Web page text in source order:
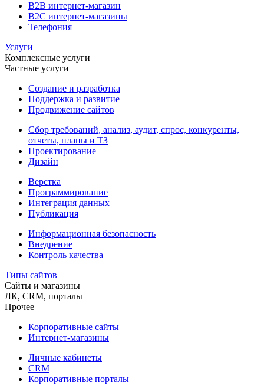
B2B интернет-магазин
B2C интернет-магазины
Телефония
Услуги
Комплексные услуги
Частные услуги
Создание и разработка
Поддержка и развитие
Продвижение сайтов
Сбор требований, анализ, аудит, спрос, конкуренты,
отчеты, планы и ТЗ
Проектирование
Дизайн
Верстка
Программирование
Интеграция данных
Публикация
Информационная безопасность
Внедрение
Контроль качества
Типы сайтов
Сайты и магазины
ЛК, CRM, порталы
Прочее
Корпоративные сайты
Интернет-магазины
Личные кабинеты
CRM
Корпоративные порталы